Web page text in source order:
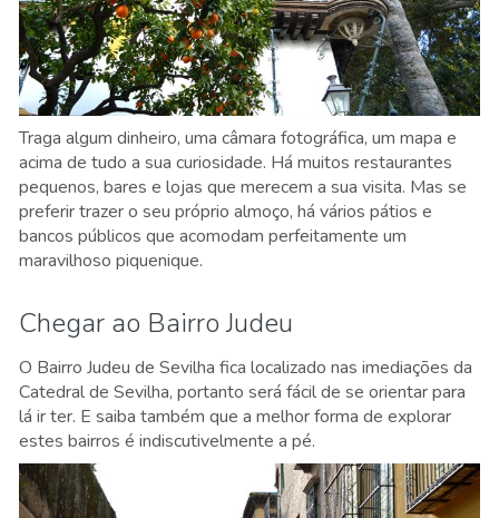
Traga algum dinheiro, uma câmara fotográfica, um mapa e
acima de tudo a sua curiosidade. Há muitos restaurantes
pequenos, bares e lojas que merecem a sua visita. Mas se
preferir trazer o seu próprio almoço, há vários pátios e
bancos públicos que acomodam perfeitamente um
maravilhoso piquenique.
Chegar ao Bairro Judeu
O Bairro Judeu de Sevilha fica localizado nas imediações da
Catedral de Sevilha, portanto será fácil de se orientar para
lá ir ter. E saiba também que a melhor forma de explorar
estes bairros é indiscutivelmente a pé.